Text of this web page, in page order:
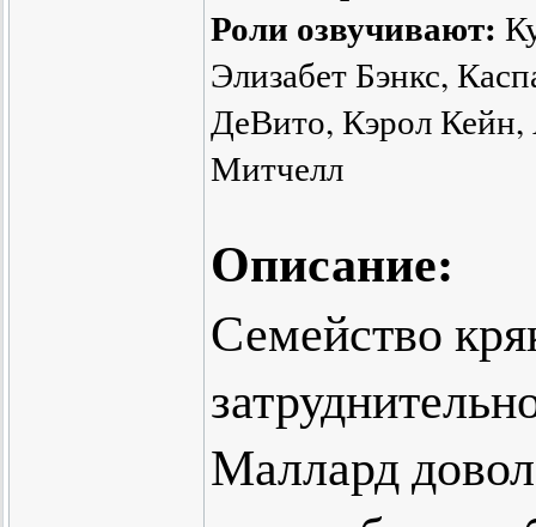
Роли озвучивают:
Элизабет Бэнкс,
ДеВито, Кэрол
Митчелл
Описание:
Семейство
Маллард